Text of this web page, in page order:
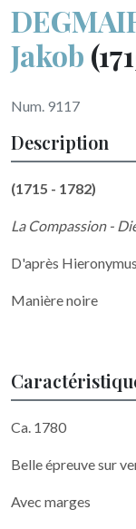
Jakob
Num. 9117
Description
(1715 - 1782)
La Compassion -
D'après
Manière noire
Ca. 1780
Belle épreuve sur
Avec marges